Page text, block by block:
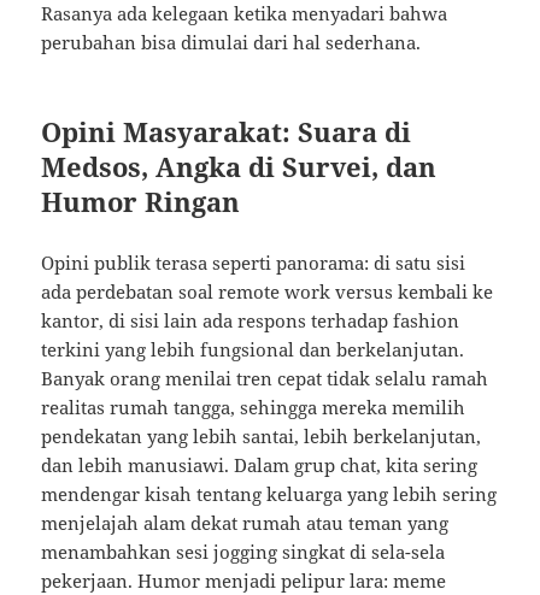
Rasanya ada kelegaan ketika menyadari bahwa
perubahan bisa dimulai dari hal sederhana.
Opini Masyarakat: Suara di
Medsos, Angka di Survei, dan
Humor Ringan
Opini publik terasa seperti panorama: di satu sisi
ada perdebatan soal remote work versus kembali ke
kantor, di sisi lain ada respons terhadap fashion
terkini yang lebih fungsional dan berkelanjutan.
Banyak orang menilai tren cepat tidak selalu ramah
realitas rumah tangga, sehingga mereka memilih
pendekatan yang lebih santai, lebih berkelanjutan,
dan lebih manusiawi. Dalam grup chat, kita sering
mendengar kisah tentang keluarga yang lebih sering
menjelajah alam dekat rumah atau teman yang
menambahkan sesi jogging singkat di sela-sela
pekerjaan. Humor menjadi pelipur lara: meme